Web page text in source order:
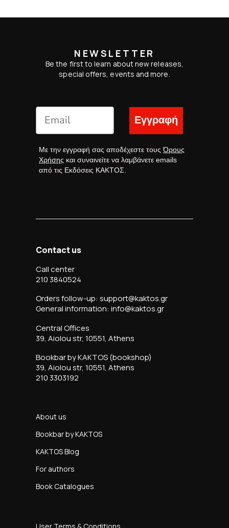
NEWSLETTER
Be the first to learn about new releases,
special offers, events and more.
Εγγραφή
Με την εγγραφή σας αποδέχεστε τουςΌρους
Χρήσης και συναινείτε να λαμβάνετε emails
από τις Εκδόσεις ΚΑΚΤΟΣ.
Contact us
Call center
210 3840524
Orders follow-up: support@kaktos.gr
General information: info@kaktos.gr
Central Offices
39, Aiolou str, 10551, Athens
Bookbar by KAKTOS (bookshop)
39, Aiolou str, 10551, Athens
210 3303192
About us
Bookbar by KAKTOS
KAKTOS Blog
For authors
Book Catalogues